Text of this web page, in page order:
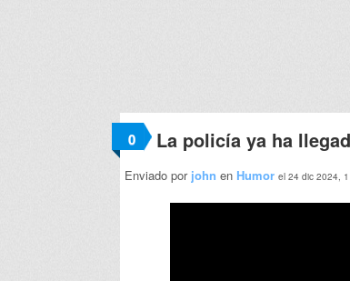
0 La policía ya ha
Enviado por john en Humor el 24 dic 2024,